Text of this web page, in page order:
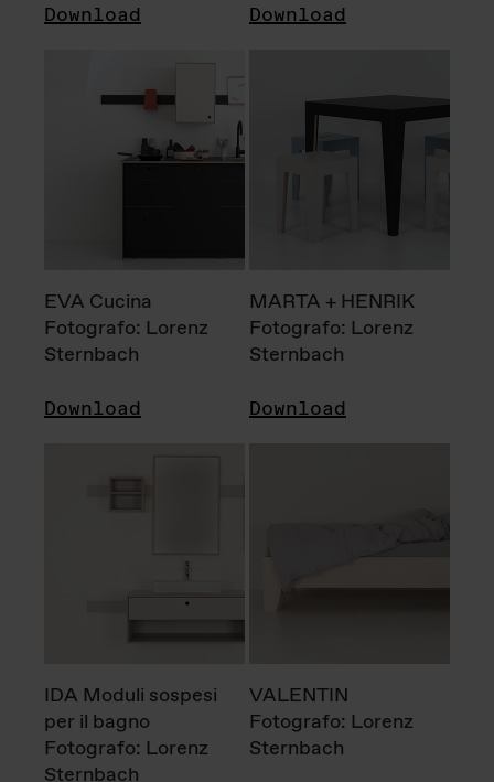
Download Download
EVA Cucina
Fotografo: Lorenz
Sternbach
Download
MARTA + HENRIK
Fotografo: Lorenz
Sternbach
Download
IDA Moduli sospesi
per il bagno
Fotografo: Lorenz
Sternbach
VALENTIN
Fotografo: Lorenz
Sternbach